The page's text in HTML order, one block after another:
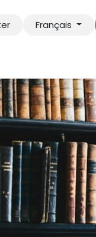
Français